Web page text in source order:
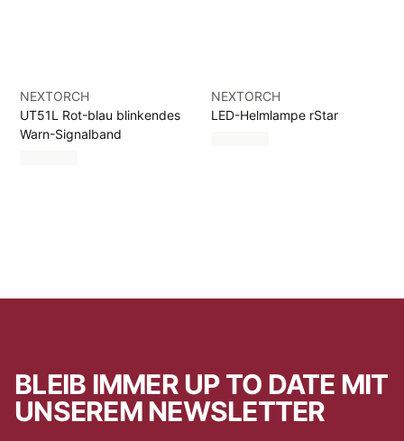
NEXTORCH
UT51L Rot-blau blinkendes
Warn-Signalband
NEXTORCH
LED-Helmlampe rStar
BLEIB IMMER UP TO DATE MIT
UNSEREM NEWSLETTER